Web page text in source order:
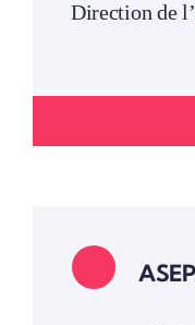
Direction de